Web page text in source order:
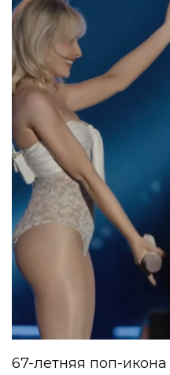
67-летняя поп-